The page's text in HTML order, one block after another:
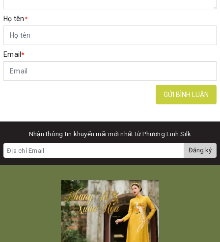
Họ tên*
Email*
GỬI BÌNH LUẬN
Nhận thông tin khuyến mãi mới nhất từ Phương Linh Silk
Đăng ký